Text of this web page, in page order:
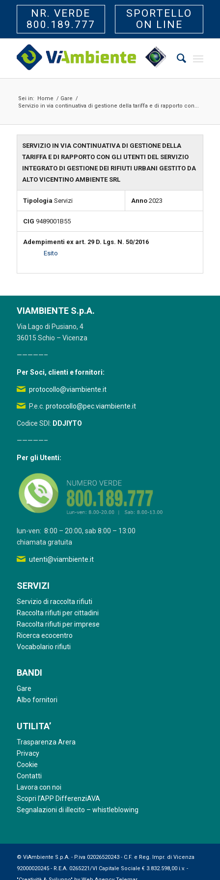
NR. VERDE
800.189.777
SPORTELLO
ON LINE
Sei in: Home / Gare /
Servizio in via continuativa di gestione della tariffa e di rapporto con...
SERVIZIO IN VIA CONTINUATIVA DI GESTIONE DELLA
TARIFFA E DI RAPPORTO CON GLI UTENTI DEL SERVIZIO
INTEGRATO DI GESTIONE DEI RIFIUTI URBANI GESTITO DA
ALTO VICENTINO AMBIENTE SRL
Tipologia Servizi Anno2023
CIG 9489001B55
Adempimenti ex art. 29 D. Lgs. N. 50/2016
Esito
VIAMBIENTE S.p.A.
Via Lago di Pusiano, 4
36015 Schio – Vicenza
—————–
Per Soci, clienti e fornitori:
protocollo@viambiente.it
P.e.c. protocollo@pec.viambiente.it
Codice SDI: DDJIYTO
—————–
Per gli Utenti:
lun-ven: 8:00 – 20:00, sab 8:00 – 13:00
chiamata gratuita
utenti@viambiente.it
SERVIZI
Servizio di raccolta rifiuti
Raccolta rifiuti per cittadini
Raccolta rifiuti per imprese
Ricerca ecocentro
Vocabolario rifiuti
BANDI
Gare
Albo fornitori
UTILITA’
Trasparenza Arera
Privacy
Cookie
Contatti
Lavora con noi
Scopri l’APP DifferenziAVA
Segnalazioni di illecito – whistleblowing
© ViAmbiente S.p.A. - P.iva 02026520243 - C.F. e Reg. Impr. di Vicenza
92000020245 - R.E.A. 0265221/VI Capitale Sociale € 3.832.598,00 i.v. -